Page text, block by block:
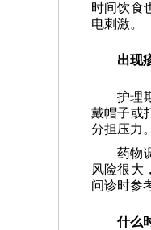
时间饮食
电刺激。
出现
护理
戴帽子或
分担压力
药物
风险很大
问诊时参
什么